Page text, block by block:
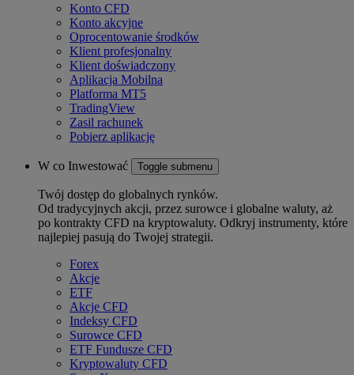
Konto CFD
Konto akcyjne
Oprocentowanie środków
Klient profesjonalny
Klient doświadczony
Aplikacja Mobilna
Platforma MT5
TradingView
Zasil rachunek
Pobierz aplikację
W co Inwestować Toggle submenu
Twój dostęp do globalnych rynków.
Od tradycyjnych akcji, przez surowce i globalne waluty, aż
po kontrakty CFD na kryptowaluty. Odkryj instrumenty, które
najlepiej pasują do Twojej strategii.
Forex
Akcje
ETF
Akcje CFD
Indeksy CFD
Surowce CFD
ETF Fundusze CFD
Kryptowaluty CFD